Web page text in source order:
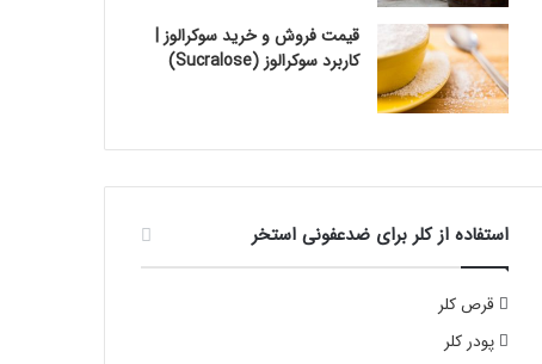
قیمت فروش و خرید سوکرالوز |
کاربرد سوکرالوز (Sucralose)
استفاده از کلر برای ضدعفونی استخر
قرص کلر
پودر کلر